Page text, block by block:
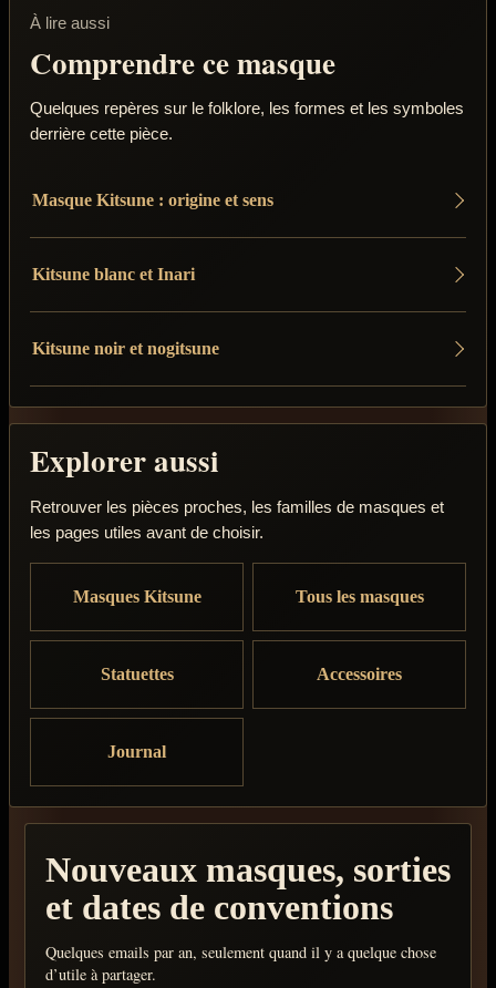
À lire aussi
Comprendre ce masque
Quelques repères sur le folklore, les formes et les symboles
derrière cette pièce.
Masque Kitsune : origine et sens
Kitsune blanc et Inari
Kitsune noir et nogitsune
Explorer aussi
Retrouver les pièces proches, les familles de masques et
les pages utiles avant de choisir.
Masques Kitsune Tous les masques
Statuettes Accessoires
Journal
Nouveaux masques, sorties
et dates de conventions
Quelques emails par an, seulement quand il y a quelque chose
d’utile à partager.